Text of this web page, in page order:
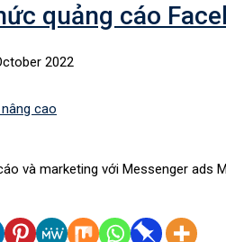
quảng cáo
2022
cao
và marketing với Messenger